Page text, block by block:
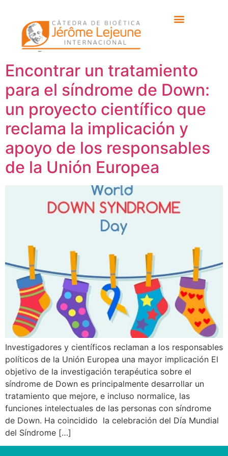
Etiqueta: Peter De
Deyn
Encontrar un tratamiento
para el síndrome de Down:
un proyecto científico que
reclama la implicación y
apoyo de los responsables
de la Unión Europea
Investigadores y científicos reclaman a los responsables
políticos de la Unión Europea una mayor implicación El
objetivo de la investigación terapéutica sobre el
síndrome de Down es principalmente desarrollar un
tratamiento que mejore, e incluso normalice, las
funciones intelectuales de las personas con síndrome
de Down. Ha coincidido la celebración del Día Mundial
del Síndrome […]